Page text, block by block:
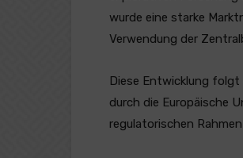
wurde eine starke
Verwendung der
Diese Entwicklung folgt
durch die Europäische
regulatorischen